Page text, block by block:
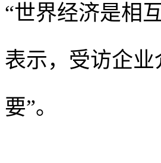
“世界经济是相
表示，受访企
要”。